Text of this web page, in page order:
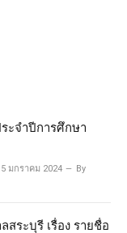
ะจำปีการศึกษา
มกราคม 2024 By
สระบุรี เรื่อง รายชื่อ